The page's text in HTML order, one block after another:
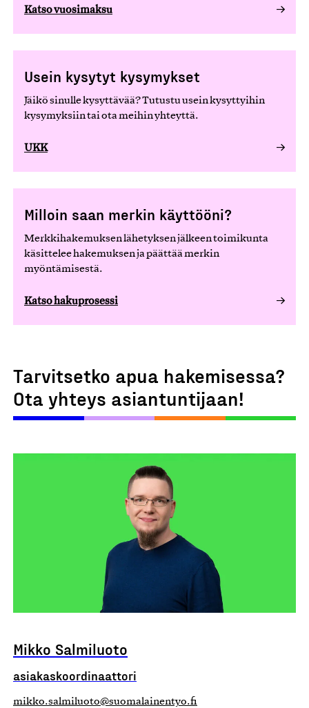
Katso vuosimaksu
Usein kysytyt kysymykset
Jäikö sinulle kysyttävää? Tutustu usein kysyttyihin
kysymyksiin tai ota meihin yhteyttä.
UKK
Milloin saan merkin käyttööni?
Merkkihakemuksen lähetyksen jälkeen toimikunta
käsittelee hakemuksen ja päättää merkin
myöntämisestä.
Katso hakuprosessi
Tarvitsetko apua hakemisessa?
Ota yhteys asiantuntijaan!
Mikko Salmiluoto
asiakaskoordinaattori
mikko.salmiluoto@suomalainentyo.fi